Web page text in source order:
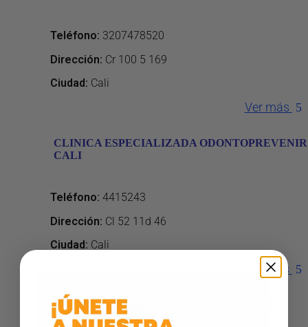
Teléfono: 3207478520
Dirección: Cr 100 5 169
Ciudad: Cali
Ver más
CLINICA ESPECIALIZADA ODONTOPREVENIR
CALI
Teléfono: 4415243
Dirección: Cl 52 11d 46
Ciudad: Cali
Ver más
COI SALUD MEDICINA Y ODONTOLOGIA
INTEGRAL S.A.S – CALI